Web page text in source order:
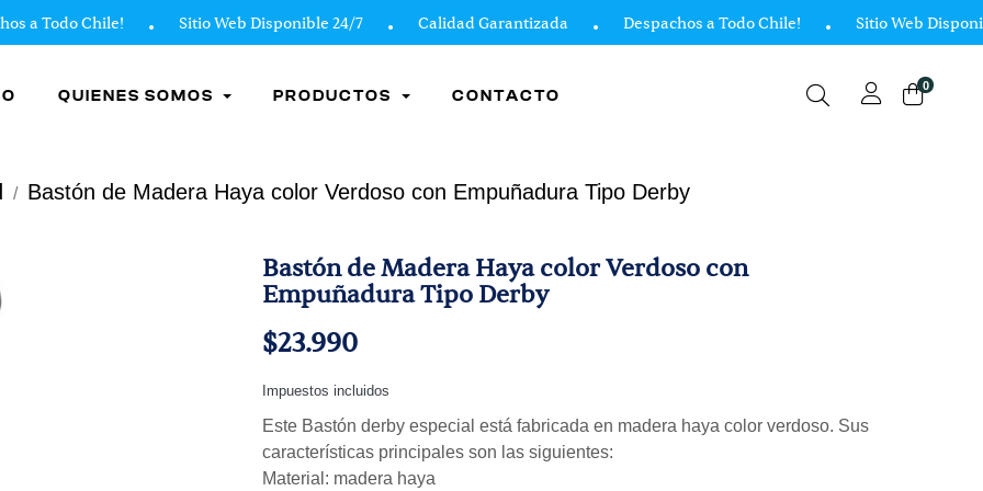
Todo Chile! Sitio Web Disponible 24/7 Calidad Garantizada Despachos a Todo Chile! Sitio Web Disponible
QUIENES SOMOS PRODUCTOS CONTACTO
0
Bastón de Madera Haya color Verdoso con Empuñadura Tipo Derby
Bastón de Madera Haya color Verdoso con
Empuñadura Tipo Derby
$23.990
Impuestos incluidos
Este Bastón derby especial está fabricada en madera haya color verdoso. Sus
características principales son las siguientes:
Material: madera haya